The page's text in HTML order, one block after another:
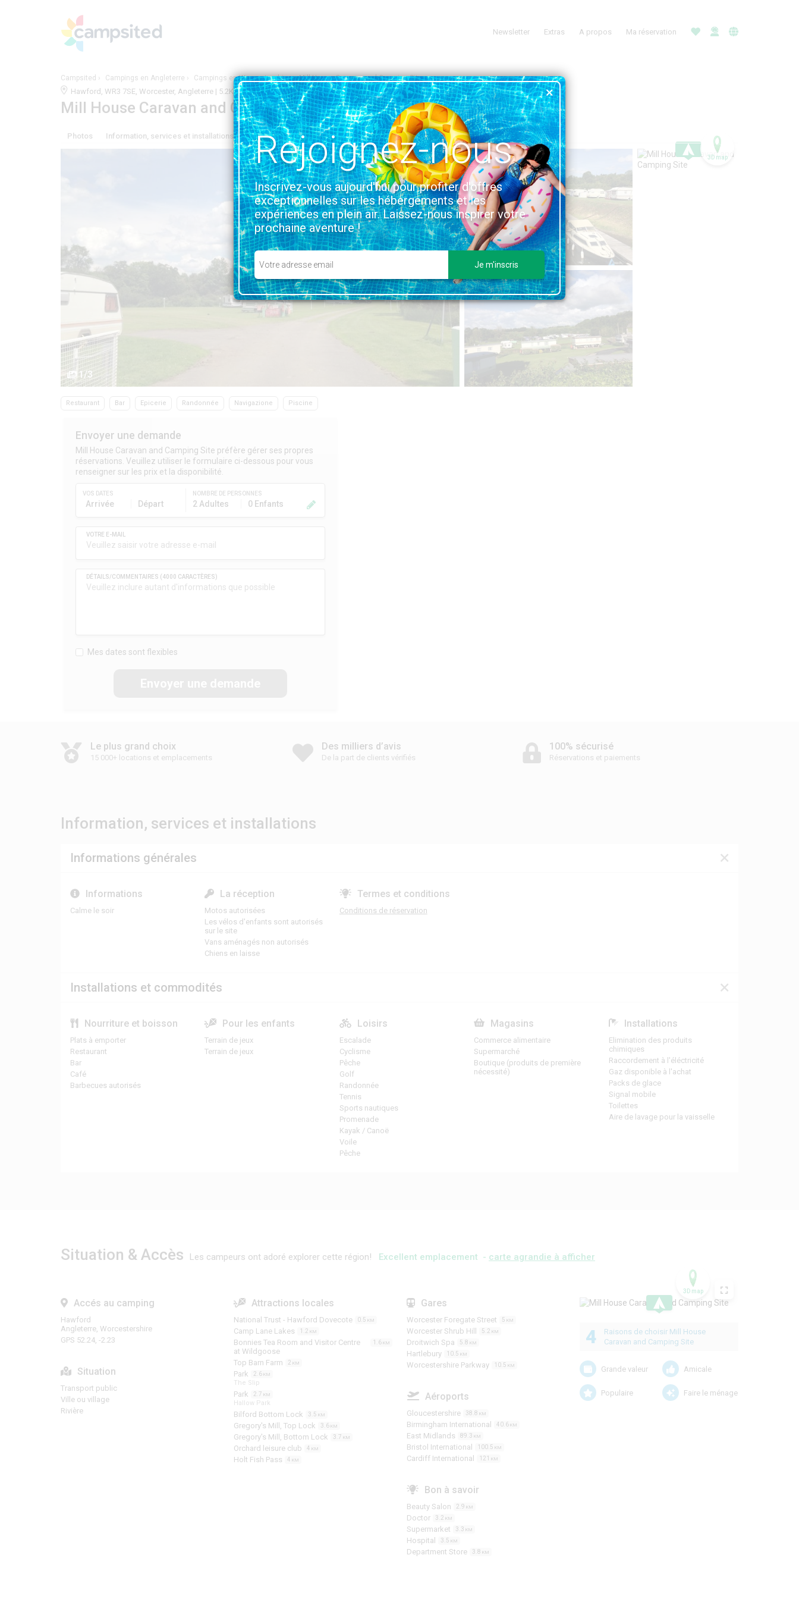
Newsletter Extras A propos Ma réservation
Campsited Campings en Angleterre Campings en Worcestershire Mill House Caravan and Camping Site
Hawford, WR3 7SE, Worcester, Angleterre | 5.2KM DE WORCESTER VOIR SUR LA CARTE
Mill House Caravan and Camping Site
Photos Information, services et installations Situation & Accès
1/3
3D map
Restaurant Bar Epicerie Randonnée Navigazione Piscine
Envoyer une demande
Mill House Caravan and Camping Site préfère gérer ses propres
réservations. Veuillez utiliser le formulaire ci-dessous pour vous
renseigner sur les prix et la disponibilité.
VOS DATES
Arrivée Départ
NOMBRE DE PERSONNES
2 Adultes 0 Enfants
Mes dates sont flexibles
Le plus grand choix
15 000+ locations et emplacements
Des milliers d’avis
De la part de clients vérifiés
100% sécurisé
Réservations et paiements
Information, services et installations
Informations générales
Informations
Calme le soir
La réception
Motos autorisées
Les vélos d'enfants sont autorisés
sur le site
Vans aménagés non autorisés
Chiens en laisse
Termes et conditions
Conditions de réservation
Installations et commodités
Nourriture et boisson
Plats à emporter
Restaurant
Bar
Café
Barbecues autorisés
Pour les enfants
Terrain de jeux
Terrain de jeux
Loisirs
Escalade
Cyclisme
Pêche
Golf
Randonnée
Tennis
Sports nautiques
Promenade
Kayak / Canoë
Voile
Pêche
Magasins
Commerce alimentaire
Supermarché
Boutique (produits de première
nécessité)
Installations
Elimination des produits
chimiques
Raccordement à l'éléctricité
Gaz disponible à l'achat
Packs de glace
Signal mobile
Toilettes
Aire de lavage pour la vaisselle
Situation & Accès Les campeurs ont adoré explorer cette région! Excellent emplacement - carte agrandie à afficher
Accés au camping
Hawford
Angleterre, Worcestershire
GPS 52.24, -2.23
Situation
Transport public
Ville ou village
Rivière
Attractions locales
National Trust - Hawford Dovecote 0.5 KM
Camp Lane Lakes 1.2 KM
Bonnies Tea Room and Visitor Centre
at Wildgoose
1.6 KM
Top Barn Farm 2 KM
Park 2.6 KM
The Slip
Park 2.7 KM
Hallow Park
Bilford Bottom Lock 3.5 KM
Gregory's Mill, Top Lock 3.6 KM
Gregory's Mill, Bottom Lock 3.7 KM
Orchard leisure club 4 KM
Holt Fish Pass 4 KM
Gares
Worcester Foregate Street 5 KM
Worcester Shrub Hill 5.2 KM
Droitwich Spa 5.8 KM
Hartlebury 10.5 KM
Worcestershire Parkway 10.5 KM
Aéroports
Gloucestershire 38.8 KM
Birmingham International 40.6 KM
East Midlands 89.3 KM
Bristol International 100.5 KM
Cardiff International 121 KM
Bon à savoir
Beauty Salon 2.9 KM
Doctor 3.2 KM
Supermarket 3.3 KM
Hospital 3.5 KM
Department Store 3.8 KM
.
3D map
4
Raisons de choisir Mill House
Caravan and Camping Site
Grande valeur Amicale
Populaire Faire le ménage
Rejoignez-nous
Inscrivez-vous aujourd'hui pour profiter d'offres
exceptionnelles sur les hébergements et les
expériences en plein air. Laissez-nous inspirer votre
prochaine aventure !
Je m'inscris